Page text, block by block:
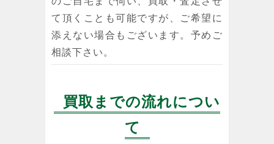
て頂くことも可能ですが、ご希望に
添えない場合もございます。予めご
相談下さい。
買取までの流れについ
て